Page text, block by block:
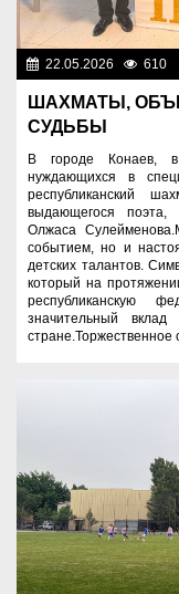
22.05.2026 610
ШАХМАТЫ,
СУДЬБЫ
В городе Конаев,
нуждающихся в
республиканский
выдающегося поэта,
Олжаса
событием, но и
детских талантов.
который на
республиканскую
значительный вклад
стране.Торжественное